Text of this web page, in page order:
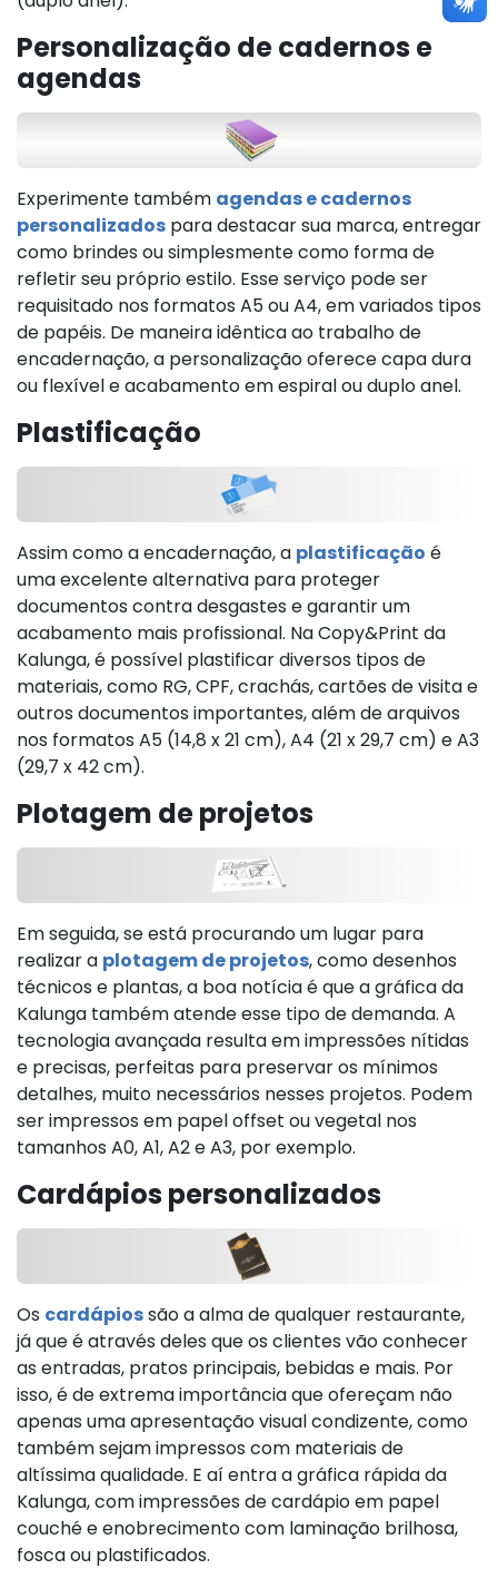
Personalização de cadernos e
agendas
Experimente também agendas e cadernos
personalizados para destacar sua marca, entregar
como brindes ou simplesmente como forma de
refletir seu próprio estilo. Esse serviço pode ser
requisitado nos formatos A5 ou A4, em variados tipos
de papéis. De maneira idêntica ao trabalho de
encadernação, a personalização oferece capa dura
ou flexível e acabamento em espiral ou duplo anel.
Plastificação
Assim como a encadernação, a plastificação é
uma excelente alternativa para proteger
documentos contra desgastes e garantir um
acabamento mais profissional. Na Copy&Print da
Kalunga, é possível plastificar diversos tipos de
materiais, como RG, CPF, crachás, cartões de visita e
outros documentos importantes, além de arquivos
nos formatos A5 (14,8 x 21 cm), A4 (21 x 29,7 cm) e A3
(29,7 x 42 cm).
Plotagem de projetos
Em seguida, se está procurando um lugar para
realizar a plotagem de projetos, como desenhos
técnicos e plantas, a boa notícia é que a gráfica da
Kalunga também atende esse tipo de demanda. A
tecnologia avançada resulta em impressões nítidas
e precisas, perfeitas para preservar os mínimos
detalhes, muito necessários nesses projetos. Podem
ser impressos em papel offset ou vegetal nos
tamanhos A0, A1, A2 e A3, por exemplo.
Cardápios personalizados
Os cardápiossão a alma de qualquer restaurante,
já que é através deles que os clientes vão conhecer
as entradas, pratos principais, bebidas e mais. Por
isso, é de extrema importância que ofereçam não
apenas uma apresentação visual condizente, como
também sejam impressos com materiais de
altíssima qualidade. E aí entra a gráfica rápida da
Kalunga, com impressões de cardápio em papel
couché e enobrecimento com laminação brilhosa,
fosca ou plastificados.